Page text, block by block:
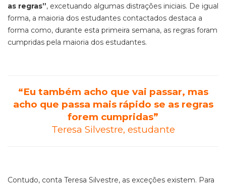
as regras”, excetuando algumas distrações iniciais. De igual
forma, a maioria dos estudantes contactados destaca a
forma como, durante esta primeira semana, as regras foram
cumpridas pela maioria dos estudantes.
“Eu também acho que vai passar, mas
acho que passa mais rápido se as regras
forem cumpridas”
Teresa Silvestre, estudante
Contudo, conta Teresa Silvestre, as exceções existem. Para